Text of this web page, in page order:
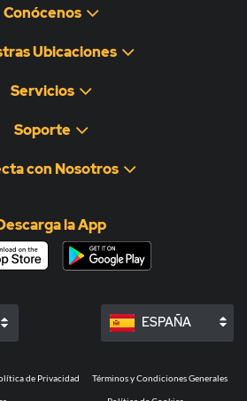
Conócenos
Ubicaciones
Servicios
Soporte
con Nosotros
la App
ESPAÑA
de Privacidad Términos y Condiciones Generales